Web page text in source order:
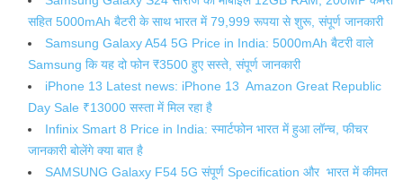
सहित 5000mAh बैटरी के साथ भारत में 79,999 रूपया से शुरू, संपूर्ण जानकारी
Samsung Galaxy A54 5G Price in India: 5000mAh बैटरी वाले
Samsung कि यह दो फोन ₹3500 हुए सस्ते, संपूर्ण जानकारी
iPhone 13 Latest news: iPhone 13 Amazon Great Republic
Day Sale ₹13000 सस्ता में मिल रहा है
Infinix Smart 8 Price in India: स्मार्टफोन भारत में हुआ लॉन्च, फीचर
जानकारी बोलेंगे क्या बात है
SAMSUNG Galaxy F54 5G संपूर्ण Specification और भारत में कीमत